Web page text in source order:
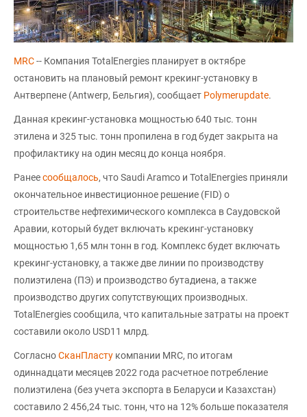
MRC-- Компания TotalEnergies планирует в октябре
остановить на плановый ремонт крекинг-установку в
Антверпене (Antwerp, Бельгия), сообщает Polymerupdate.
Данная крекинг-установка мощностью 640 тыс. тонн
этилена и 325 тыс. тонн пропилена в год будет закрыта на
профилактику на один месяц до конца ноября.
Ранеесообщалось, что Saudi Aramco и TotalEnergies приняли
окончательное инвестиционное решение (FID) о
строительстве нефтехимического комплекса в Саудовской
Аравии, который будет включать крекинг-установку
мощностью 1,65 млн тонн в год. Комплекс будет включать
крекинг-установку, а также две линии по производству
полиэтилена (ПЭ) и производство бутадиена, а также
производство других сопутствующих производных.
TotalEnergies сообщила, что капитальные затраты на проект
составили около USD11 млрд.
СогласноСканПласту компании MRC, по итогам
одиннадцати месяцев 2022 года расчетное потребление
полиэтилена (без учета экспорта в Беларуси и Казахстан)
составило 2 456,24 тыс. тонн, что на 12% больше показателя